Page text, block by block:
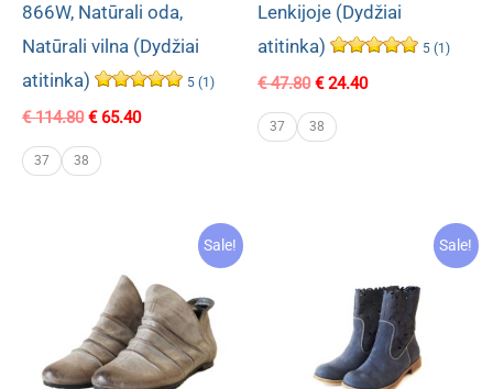
866W, Natūrali oda,
Natūrali vilna (Dydžiai
atitinka)
5 (1)
€114.80 Original
was:
€ 114.80.
€65.40Current
37 38
Lenkijoje (Dydžiai
atitinka)
5 (1)
€47.80 Original
was:
€ 47.80.
€24.40Current
37 38
Sale! Sale!